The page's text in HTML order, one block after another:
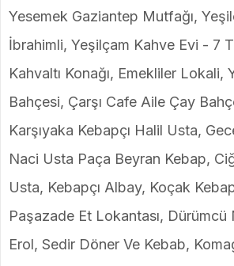
Yesemek Gaziantep Mutfağı,
İbrahimli, Yeşilçam Kahve Evi - 7
Kahvaltı Konağı, Emekliler Lokali,
Bahçesi, Çarşı Cafe Aile Çay
Karşıyaka Kebapçı Halil Usta,
Naci Usta Paça Beyran Kebap,
Usta, Kebapçı Albay, Koçak
Paşazade Et Lokantası,
Erol, Sedir Döner Ve Kebab,